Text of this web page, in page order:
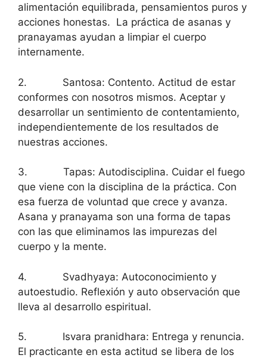
alimentación equilibrada, pensamientos puros y
acciones honestas. La práctica de asanas y
pranayamas ayudan a limpiar el cuerpo
internamente.
2. Santosa: Contento. Actitud de estar
conformes con nosotros mismos. Aceptar y
desarrollar un sentimiento de contentamiento,
independientemente de los resultados de
nuestras acciones.
3. Tapas: Autodisciplina. Cuidar el fuego
que viene con la disciplina de la práctica. Con
esa fuerza de voluntad que crece y avanza.
Asana y pranayama son una forma de tapas
con las que eliminamos las impurezas del
cuerpo y la mente.
4. Svadhyaya: Autoconocimiento y
autoestudio. Reflexión y auto observación que
lleva al desarrollo espiritual.
5. Isvara pranidhara: Entrega y renuncia.
El practicante en esta actitud se libera de los